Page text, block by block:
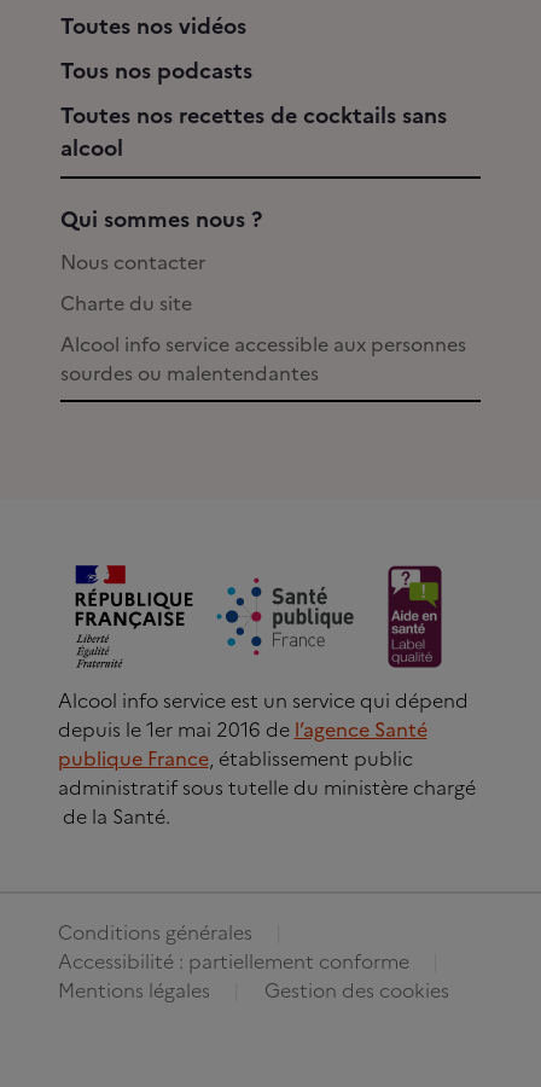
Toutes nos vidéos
Tous nos podcasts
Toutes nos recettes de cocktails sans
alcool
Qui sommes nous ?
Nous contacter
Charte du site
Alcool info service accessible aux personnes
sourdes ou malentendantes
Alcool info service est un service qui dépend
depuis le 1er mai 2016 de l’agence Santé
publique France, établissement public
administratif sous tutelle du ministère chargé
de la Santé.
Conditions générales
Accessibilité : partiellement conforme
Mentions légales
Gestion des cookies